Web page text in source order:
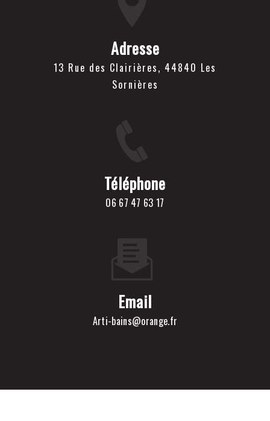
Adresse
13 Rue des Clairières, 44840 Les
Sornières
Téléphone
06 67 47 63 17
Email
arti-bains@orange.fr